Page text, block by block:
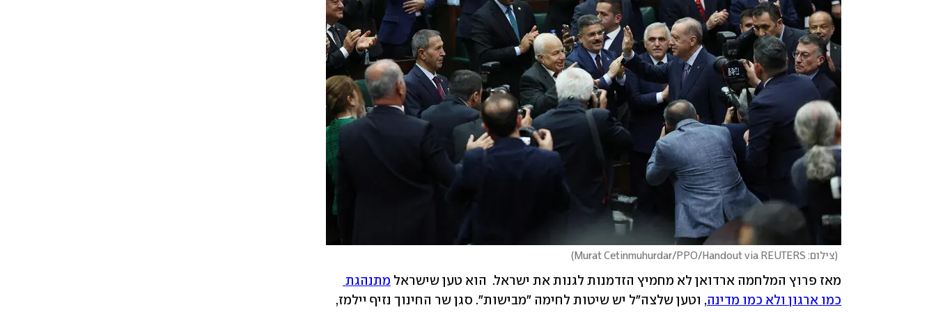
(צילום: Murat Cetinmuhurdar/PPO/Handout via REUTERS )
מאז פרוץ המלחמה ארדואן לא מחמיץ הזדמנות לגנות את ישראל.  הוא טען שישראל
כמו ארגון ולא כמו מדינה